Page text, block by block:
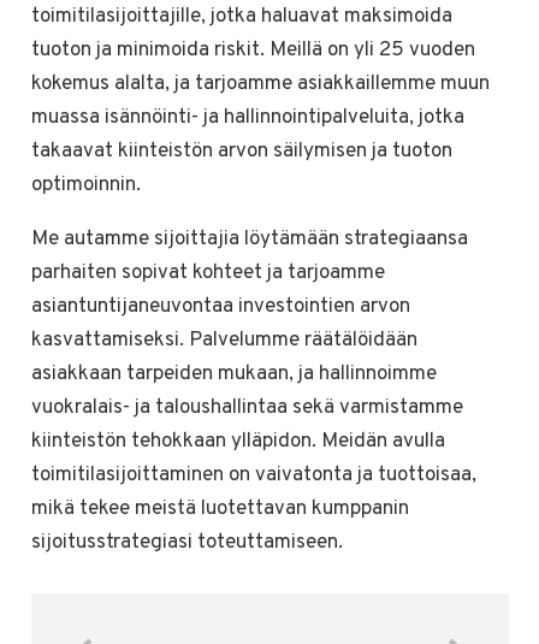
toimitilasijoittajille, jotka haluavat maksimoida
tuoton ja minimoida riskit. Meillä on yli 25 vuoden
kokemus alalta, ja tarjoamme asiakkaillemme muun
muassa isännöinti- ja hallinnointipalveluita, jotka
takaavat kiinteistön arvon säilymisen ja tuoton
optimoinnin.
Me autamme sijoittajia löytämään strategiaansa
parhaiten sopivat kohteet ja tarjoamme
asiantuntijaneuvontaa investointien arvon
kasvattamiseksi. Palvelumme räätälöidään
asiakkaan tarpeiden mukaan, ja hallinnoimme
vuokralais- ja taloushallintaa sekä varmistamme
kiinteistön tehokkaan ylläpidon. Meidän avulla
toimitilasijoittaminen on vaivatonta ja tuottoisaa,
mikä tekee meistä luotettavan kumppanin
sijoitusstrategiasi toteuttamiseen.